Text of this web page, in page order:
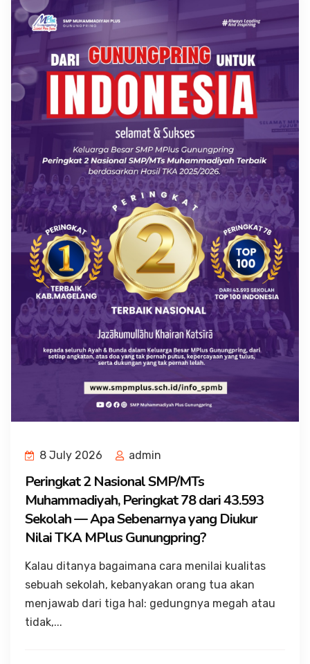
8 July 2026 admin
Peringkat 2 Nasional SMP/MTs
Muhammadiyah, Peringkat 78 dari 43.593
Sekolah — Apa Sebenarnya yang Diukur
Nilai TKA MPlus Gunungpring?
Kalau ditanya bagaimana cara menilai kualitas
sebuah sekolah, kebanyakan orang tua akan
menjawab dari tiga hal: gedungnya megah atau
tidak,...